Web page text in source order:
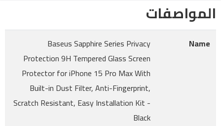
المواصفات
Name
Baseus Sapphire Series Privacy
Protection 9H Tempered Glass Screen
Protector for iPhone 15 Pro Max With
Built-in Dust Filter, Anti-Fingerprint,
Scratch Resistant, Easy Installation Kit -
Black